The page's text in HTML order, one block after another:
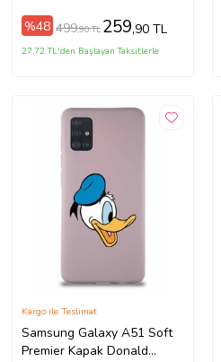
%48 499,90 TL 259,90 TL
27,72 TL'den Başlayan Taksitlerle
Samsung Galaxy A51 Soft
Premier Kapak Donald
Kargo ile Teslimat